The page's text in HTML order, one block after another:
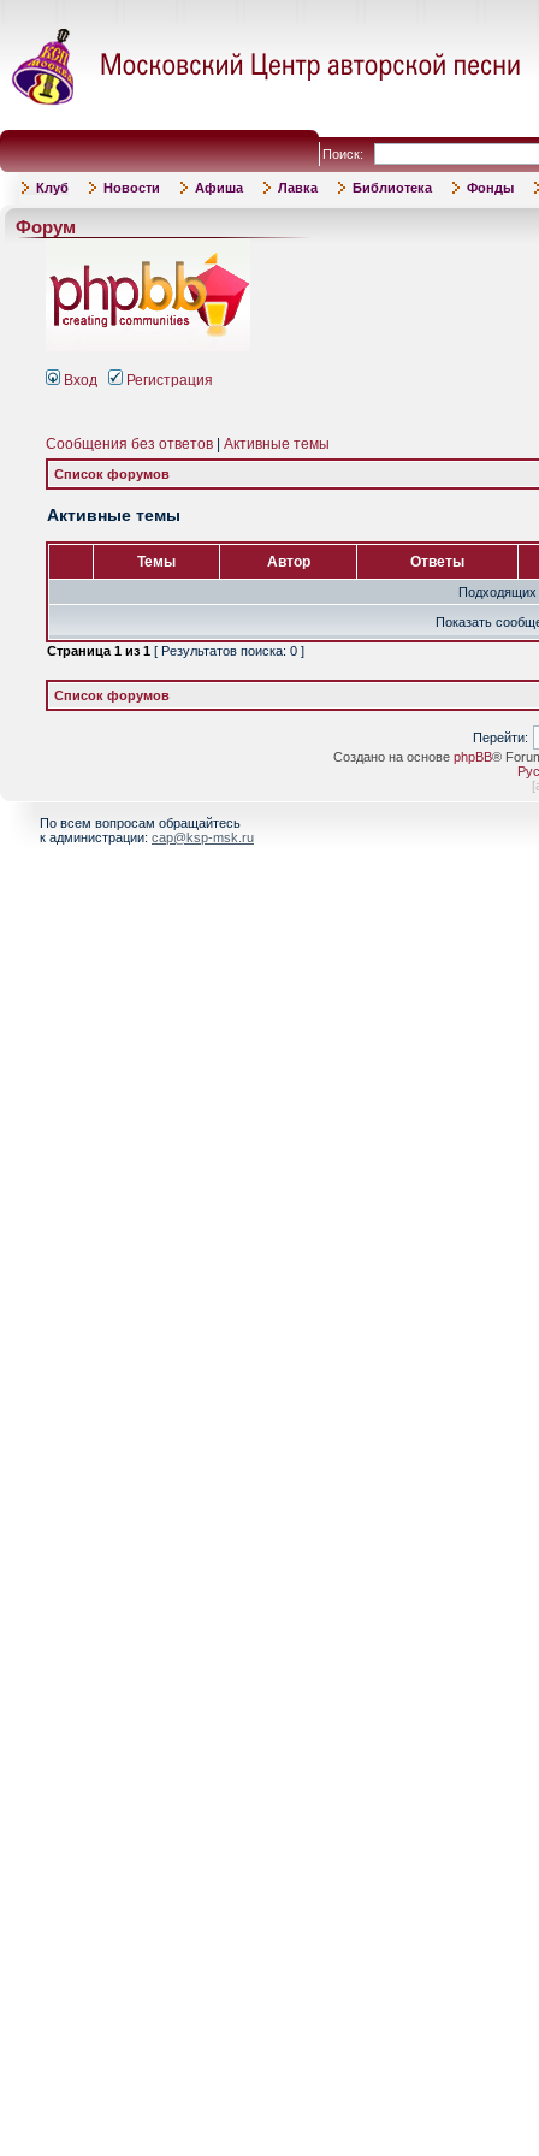
Поиск:
Клуб Новости Афиша Лавка Библиотека Фонды
Форум
Вход Регистрация
Сообщения без ответов Активные темы
Список форумов
Активные темы
Темы Автор Ответы
Подходящих
Показать
Страница 1 из 1 [ Результатов поиска: 0 ]
Список форумов
Перейти:
Создано на основе phpBB®
[
По всем вопросам обращайтесь
к администрации: cap@ksp-msk.ru